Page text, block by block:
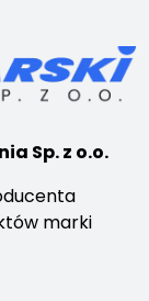
Sp. z o.o.
marki